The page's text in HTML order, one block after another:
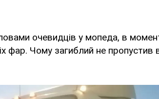
очевидців у мопеда, в
фар. Чому загиблий не пропустив